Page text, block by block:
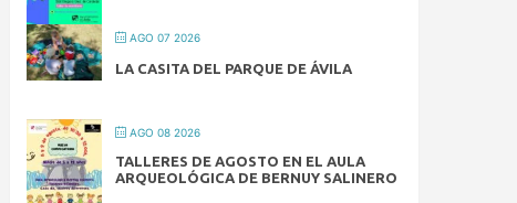
AGO 07 2026
LA CASITA DEL PARQUE DE ÁVILA
AGO 08 2026
TALLERES DE AGOSTO EN EL AULA
ARQUEOLÓGICA DE BERNUY SALINERO